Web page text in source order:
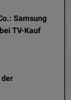
Samsung
TV-Kauf
der